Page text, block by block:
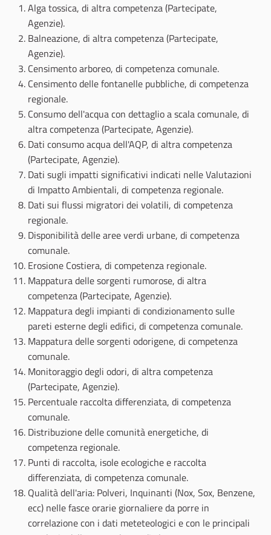
Alga tossica, di altra competenza (Partecipate,
Agenzie).
Balneazione, di altra competenza (Partecipate,
Agenzie).
Censimento arboreo, di competenza comunale.
Censimento delle fontanelle pubbliche, di competenza
regionale.
Consumo dell'acqua con dettaglio a scala comunale, di
altra competenza (Partecipate, Agenzie).
Dati consumo acqua dell'AQP, di altra competenza
(Partecipate, Agenzie).
Dati sugli impatti significativi indicati nelle Valutazioni
di Impatto Ambientali, di competenza regionale.
Dati sui flussi migratori dei volatili, di competenza
regionale.
Disponibilità delle aree verdi urbane, di competenza
comunale.
Erosione Costiera, di competenza regionale.
Mappatura delle sorgenti rumorose, di altra
competenza (Partecipate, Agenzie).
Mappatura degli impianti di condizionamento sulle
pareti esterne degli edifici, di competenza comunale.
Mappatura delle sorgenti odorigene, di competenza
comunale.
Monitoraggio degli odori, di altra competenza
(Partecipate, Agenzie).
Percentuale raccolta differenziata, di competenza
comunale.
Distribuzione delle comunità energetiche, di
competenza regionale.
Punti di raccolta, isole ecologiche e raccolta
differenziata, di competenza comunale.
Qualità dell'aria: Polveri, Inquinanti (Nox, Sox, Benzene,
ecc) nelle fasce orarie giornaliere da porre in
correlazione con i dati meteteologici e con le principali